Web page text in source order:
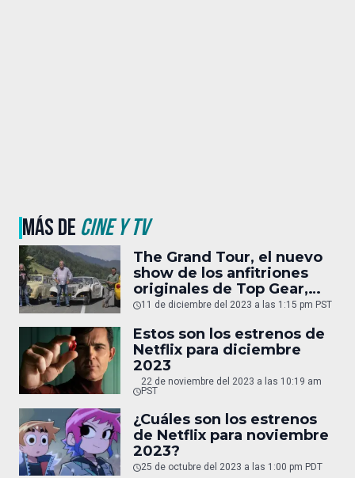
MÁS DE CINE Y TV
The Grand Tour, el nuevo
show de los anfitriones
originales de Top Gear,
tampoco continuará
11 de diciembre del 2023 a las 1:15 pm PST
Estos son los estrenos de
Netflix para diciembre
2023
22 de noviembre del 2023 a las 10:19 am
PST
¿Cuáles son los estrenos
de Netflix para noviembre
2023?
25 de octubre del 2023 a las 1:00 pm PDT